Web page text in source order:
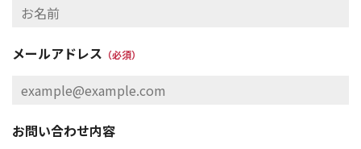
メールアドレス （必須）
お問い合わせ内容